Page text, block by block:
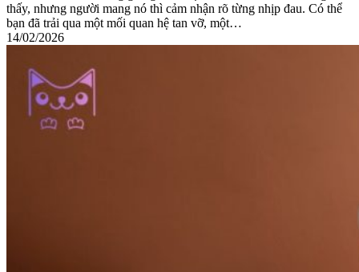
thấy, nhưng người mang nó thì cảm nhận rõ từng nhịp đau. Có thể
bạn đã trải qua một mối quan hệ tan vỡ, một…
14/02/2026